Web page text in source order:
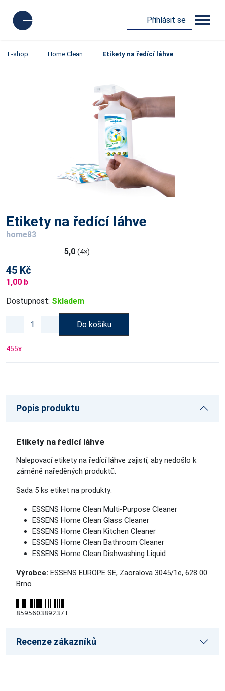
Přihlásit se
E-shop Home Clean Etikety na ředící láhve
Etikety na ředící láhve
home83
5,0 (4×)
45 Kč
1,00 b
Dostupnost: Skladem
Do košíku
455x
Popis produktu
Etikety na ředící láhve
Nalepovací etikety na ředící láhve zajistí, aby nedošlo k
záměně naředěných produktů.
Sada 5 ks etiket na produkty:
ESSENS Home Clean Multi-Purpose Cleaner
ESSENS Home Clean Glass Cleaner
ESSENS Home Clean Kitchen Cleaner
ESSENS Home Clean Bathroom Cleaner
ESSENS Home Clean Dishwashing Liquid
Výrobce: ESSENS EUROPE SE, Zaoralova 3045/1e, 628 00
Brno
8595603892371
Recenze zákazníků